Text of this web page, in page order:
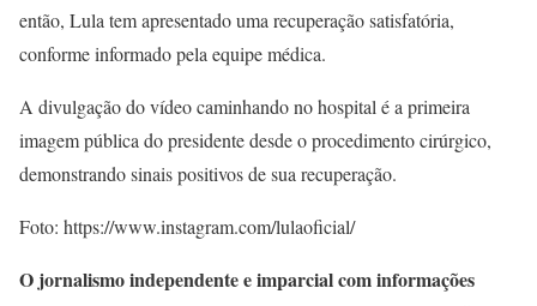
então, Lula tem apresentado uma recuperação satisfatória,
conforme informado pela equipe médica.
A divulgação do vídeo caminhando no hospital é a primeira
imagem pública do presidente desde o procedimento cirúrgico,
demonstrando sinais positivos de sua recuperação.
Foto: https://www.instagram.com/lulaoficial/
O jornalismo independente e imparcial com informações